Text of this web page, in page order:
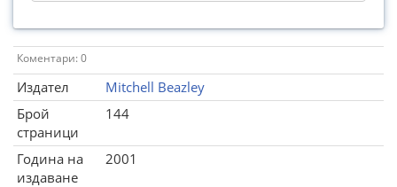
Коментари: 0
Издател
Mitchell Beazley
Брой
страници
144
Година на
издаване
2001